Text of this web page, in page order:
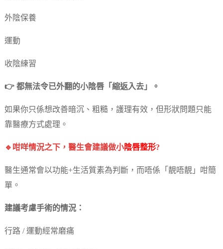
外陰保養
運動
收陰練習
👉 都無法令已外翻的小陰唇「縮返入去」。
如果你只係想改善暗沉、粗糙，護理有效，但形狀問題只能
靠醫療方式處理。
🔹咁咩情況之下，醫生會建議做小陰唇整形?
醫生通常會以功能+生活質素為判斷，而唔係「靚唔靚」咁簡
單。
建議考慮手術的情況：
行路 / 運動經常磨痛